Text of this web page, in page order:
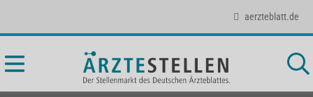
aerzteblatt.de